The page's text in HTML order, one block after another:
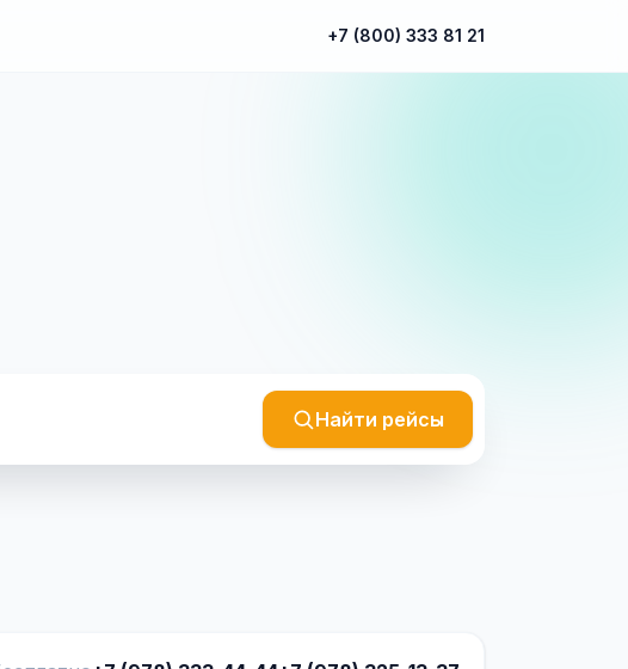
+7 (800) 333 81 21
Найти рейсы